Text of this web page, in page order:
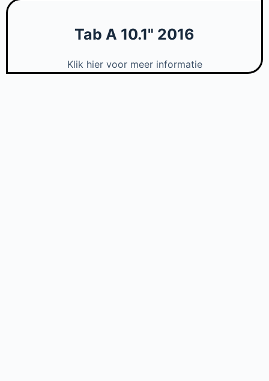
Tab A 10.1" 2016
Klik hier voor meer informatie